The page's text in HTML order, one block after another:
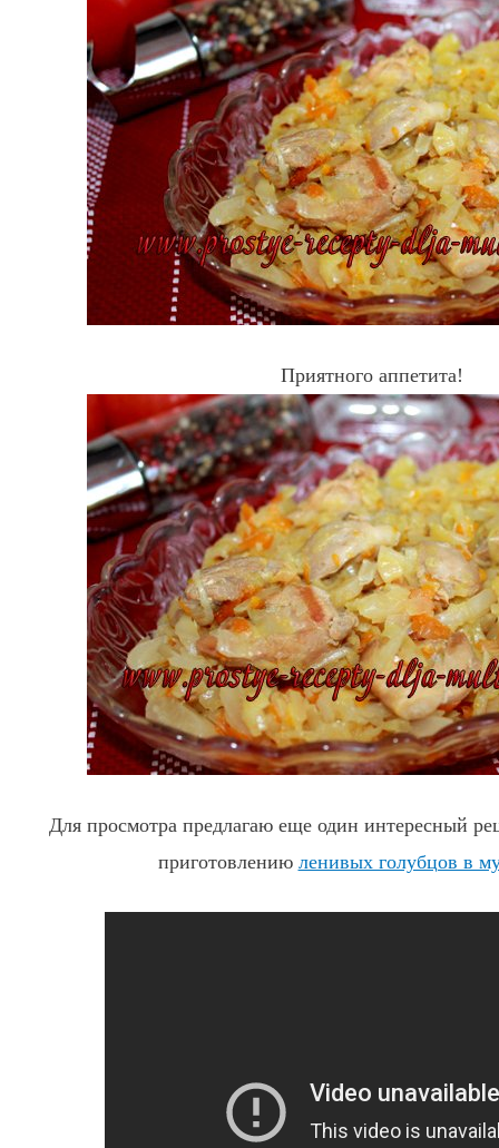
Приятного аппетита!
Для просмотра предлагаю еще один интересный
приготовлению ленивых голубцов в